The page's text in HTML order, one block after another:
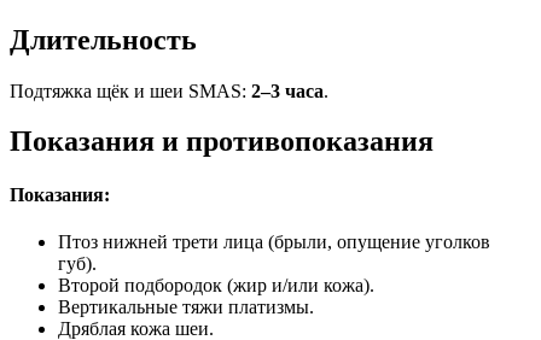
Длительность
Подтяжка щёк и шеи SMAS: 2–3 часа.
Показания и противопоказания
Показания:
Птоз нижней трети лица (брыли, опущение уголков
губ).
Второй подбородок (жир и/или кожа).
Вертикальные тяжи платизмы.
Дряблая кожа шеи.